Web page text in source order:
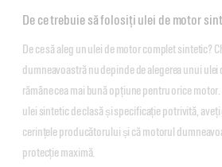
De ce trebuie să folosiți ulei de motor
De ce să aleg un ulei de motor complet sintetic?
dumneavoastră nu depinde de alegerea unui
rămâne cea mai bună opțiune pentru orice
ulei sintetic de clasă și specificație potrivită,
cerințele producătorului și că motorul
protecție maximă.